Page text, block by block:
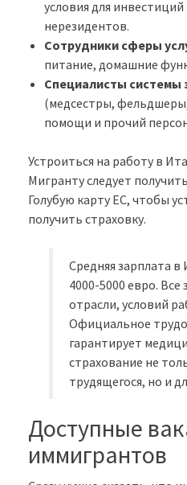
условия для
нерезидентов.
Сотрудники сферы
питание, домашние
Специалисты системы
(медсестры,
помощи и прочий
Устроиться на работу в
Мигранту следует
Голубую карту ЕС, чтобы
получить страховку.
Средняя зарплата в
4000-5000 евро. Все
отрасли, условий
Официальное
гарантирует
страхование не
трудящегося, но и
Доступные
иммигрантов